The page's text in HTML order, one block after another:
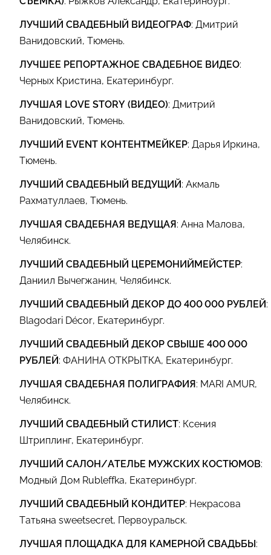
ЛУЧШИЙ СВАДЕБНЫЙ ВИДЕОГРАФ: Дмитрий
Ванидовский, Тюмень.
ЛУЧШЕЕ РЕПОРТАЖНОЕ СВАДЕБНОЕ ВИДЕО:
Черных Кристина, Екатеринбург.
ЛУЧШАЯ LOVE STORY (ВИДЕО): Дмитрий
Ванидовский, Тюмень.
ЛУЧШИЙ EVENT КОНТЕНТМЕЙКЕР: Дарья Иркина,
Тюмень.
ЛУЧШИЙ СВАДЕБНЫЙ ВЕДУЩИЙ: Акмаль
Рахматуллаев, Тюмень.
ЛУЧШАЯ СВАДЕБНАЯ ВЕДУЩАЯ: Анна Малова,
Челябинск.
ЛУЧШИЙ СВАДЕБНЫЙ ЦЕРЕМОНИЙМЕЙСТЕР:
Даниил Вычегжанин, Челябинск.
ЛУЧШИЙ СВАДЕБНЫЙ ДЕКОР ДО 400 000 РУБЛЕЙ:
Blagodari Décor, Екатеринбург.
ЛУЧШИЙ СВАДЕБНЫЙ ДЕКОР СВЫШЕ 400 000
РУБЛЕЙ: ФАНИНА ОТКРЫТКА, Екатеринбург.
ЛУЧШАЯ СВАДЕБНАЯ ПОЛИГРАФИЯ: MARI AMUR,
Челябинск.
ЛУЧШИЙ СВАДЕБНЫЙ СТИЛИСТ: Ксения
Штриплинг, Екатеринбург.
ЛУЧШИЙ САЛОН/АТЕЛЬЕ МУЖСКИХ КОСТЮМОВ:
Модный Дом Rubleffka, Екатеринбург.
ЛУЧШИЙ СВАДЕБНЫЙ КОНДИТЕР: Некрасова
Татьяна sweetsecret, Первоуральск.
ЛУЧШАЯ ПЛОЩАДКА ДЛЯ КАМЕРНОЙ СВАДЬБЫ: